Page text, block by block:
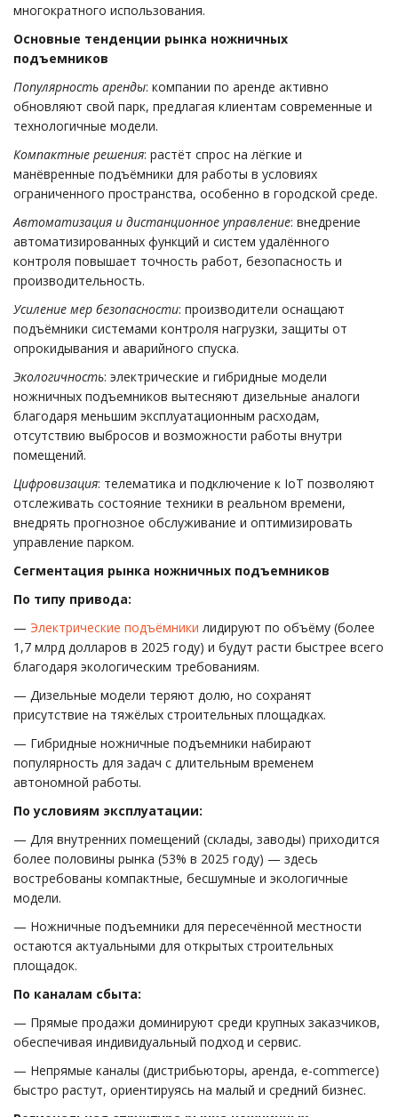
многократного использования.
Основные тенденции рынка ножничных
подъемников
Популярность аренды: компании по аренде активно
обновляют свой парк, предлагая клиентам современные и
технологичные модели.
Компактные решения: растёт спрос на лёгкие и
манёвренные подъёмники для работы в условиях
ограниченного пространства, особенно в городской среде.
Автоматизация и дистанционное управление: внедрение
автоматизированных функций и систем удалённого
контроля повышает точность работ, безопасность и
производительность.
Усиление мер безопасности: производители оснащают
подъёмники системами контроля нагрузки, защиты от
опрокидывания и аварийного спуска.
Экологичность: электрические и гибридные модели
ножничных подъемников вытесняют дизельные аналоги
благодаря меньшим эксплуатационным расходам,
отсутствию выбросов и возможности работы внутри
помещений.
Цифровизация: телематика и подключение к IoT позволяют
отслеживать состояние техники в реальном времени,
внедрять прогнозное обслуживание и оптимизировать
управление парком.
Сегментация рынка ножничных подъемников
По типу привода:
— Электрические подъёмники лидируют по объёму (более
1,7 млрд долларов в 2025 году) и будут расти быстрее всего
благодаря экологическим требованиям.
— Дизельные модели теряют долю, но сохранят
присутствие на тяжёлых строительных площадках.
— Гибридные ножничные подъемники набирают
популярность для задач с длительным временем
автономной работы.
По условиям эксплуатации:
— Для внутренних помещений (склады, заводы) приходится
более половины рынка (53% в 2025 году) — здесь
востребованы компактные, бесшумные и экологичные
модели.
— Ножничные подъемники для пересечённой местности
остаются актуальными для открытых строительных
площадок.
По каналам сбыта:
— Прямые продажи доминируют среди крупных заказчиков,
обеспечивая индивидуальный подход и сервис.
— Непрямые каналы (дистрибьюторы, аренда, e-commerce)
быстро растут, ориентируясь на малый и средний бизнес.